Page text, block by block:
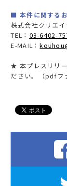
■ 本件に関する
株式会社クリ
TEL： 03-6402-
E-MAIL：
★ 本プレスリリ
ださい。（pdfフ